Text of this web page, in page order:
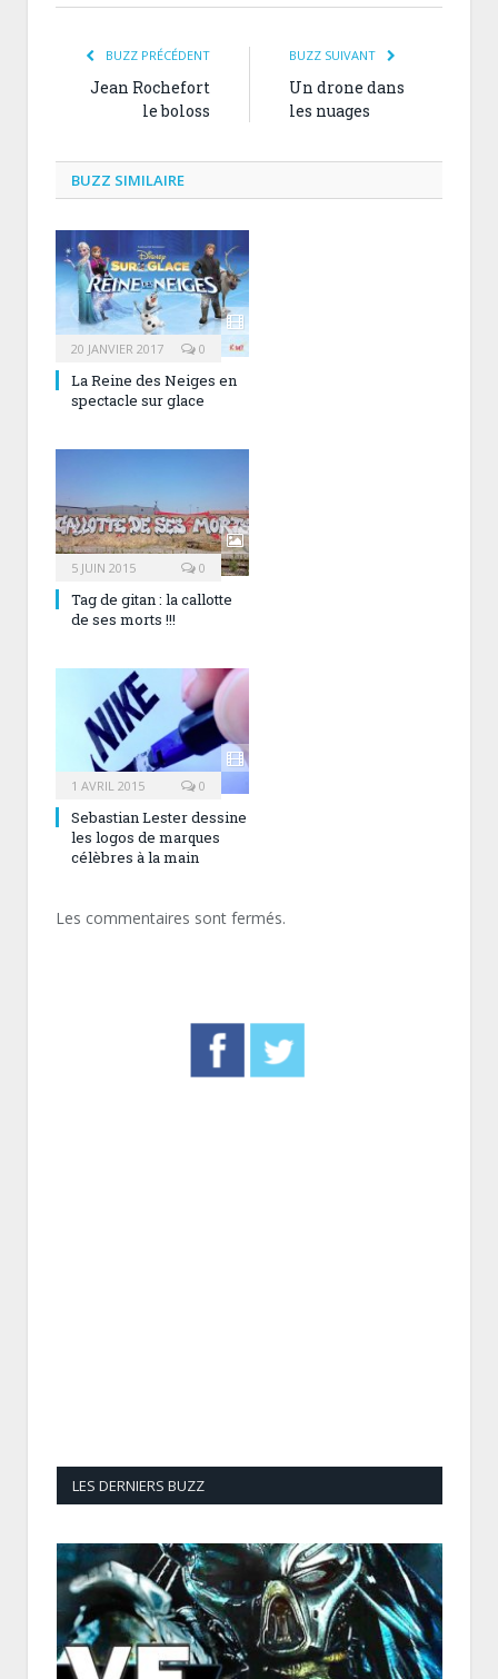
BUZZ PRÉCÉDENT
Jean Rochefort
le boloss
BUZZ SUIVANT
Un drone dans
les nuages
BUZZ SIMILAIRE
20 JANVIER 2017 0
La Reine des Neiges en
spectacle sur glace
5 JUIN 2015 0
Tag de gitan : la callotte
de ses morts !!!
1 AVRIL 2015 0
Sebastian Lester dessine
les logos de marques
célèbres à la main
Les commentaires sont fermés.
LES DERNIERS BUZZ